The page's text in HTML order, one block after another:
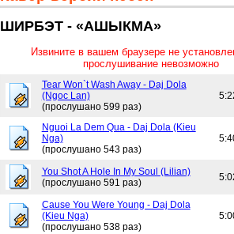
ШИРБЭТ - «АШЫКМА»
Извините в вашем браузере не
прослушивание невозможно
Tear Won`t Wash Away - Daj Dola
(Ngoc Lan)
(прослушано 599 раз)
Nguoi La Dem Qua - Daj Dola (Kieu
Nga)
(прослушано 543 раз)
You Shot A Hole In My Soul (Lilian)
(прослушано 591 раз)
Cause You Were Young - Daj Dola
(Kieu Nga)
(прослушано 538 раз)